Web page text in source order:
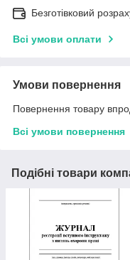
Безготівковий
Всі умови оплати
Умови повернення
Повернення товару
Всі умови повернення
Подібні товари